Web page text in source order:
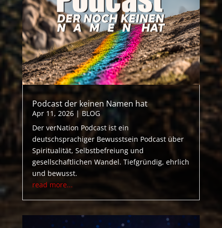
Podcast der keinen Namen hat
Apr 11, 2026| BLOG
Der verNation Podcast ist ein
deutschsprachiger Bewusstsein Podcast über
Spiritualität, Selbstbefreiung und
gesellschaftlichen Wandel. Tiefgründig, ehrlich
und bewusst.
read more...